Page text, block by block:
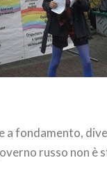
a fondamento,
russo non